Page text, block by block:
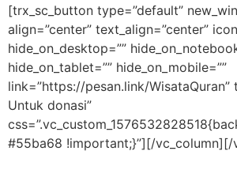
[trx_sc_button type=”default”
align=”center” text_align=”center”
hide_on_desktop=””
hide_on_tablet=”” hide_on_mobile=””
link=”https://pesan.link/WisataQuran”
Untuk donasi”
#55ba68 !important;}”][/vc_column][/